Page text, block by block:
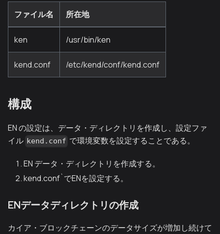
ファイル名 所在地
ken /usr/bin/ken
kend.conf /etc/kend/conf/kend.conf
構成
EN の設定は、データ・ディレクトリを作成し、設定ファ
イル kend.conf で環境変数を設定することである。
EN データ・ディレクトリを作成する。
kend.conf`でENを設定する。
ENデータディレクトリの作成
カイア・ブロックチェーンのデータサイズが増加し続けて